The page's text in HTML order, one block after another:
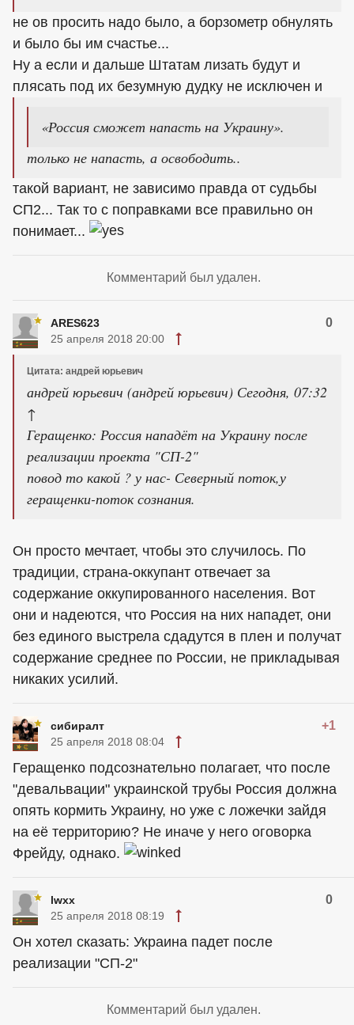
не ов просить надо было, а борзометр обнулять
и было бы им счастье...
Ну а если и дальше Штатам лизать будут и
плясать под их безумную дудку не исключен и
«Россия сможет напасть на Украину».
только не напасть, а освободить..
такой вариант, не зависимо правда от судьбы
СП2... Так то с поправками все правильно он
понимает...
Комментарий был удален.
ARES623 0
25 апреля 2018 20:00
Цитата: андрей юрьевич
андрей юрьевич (андрей юрьевич) Сегодня, 07:32
↑
Геращенко: Россия нападёт на Украину после
реализации проекта "СП-2"
повод то какой ? у нас- Северный поток,у
геращенки-поток сознания.
Он просто мечтает, чтобы это случилось. По
традиции, страна-оккупант отвечает за
содержание оккупированного населения. Вот
они и надеются, что Россия на них нападет, они
без единого выстрела сдадутся в плен и получат
содержание среднее по России, не прикладывая
никаких усилий.
сибиралт +1
25 апреля 2018 08:04
Геращенко подсознательно полагает, что после
"девальвации" украинской трубы Россия должна
опять кормить Украину, но уже с ложечки зайдя
на её территорию? Не иначе у него оговорка
Фрейду, однако.
lwxx 0
25 апреля 2018 08:19
Он хотел сказать: Украина падет после
реализации "СП-2"
Комментарий был удален.